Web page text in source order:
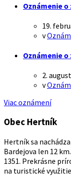
Oznámenie
19.
v
Oznámenie
2.
v
Viac oznámení
Obec Hertník
Hertník sa
Bardejova len 12
1351. Prekrásne
na turistické